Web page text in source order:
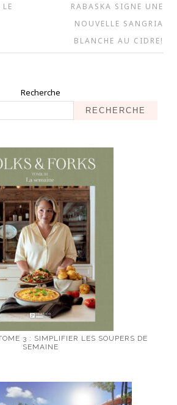
RABASKA SIGNE UNE
NOUVELLE SANGRIA
BLANCHE AU CIDRE!
Recherche
RECHERCHE
3 : SIMPLIFIER LES SOUPERS DE
SEMAINE